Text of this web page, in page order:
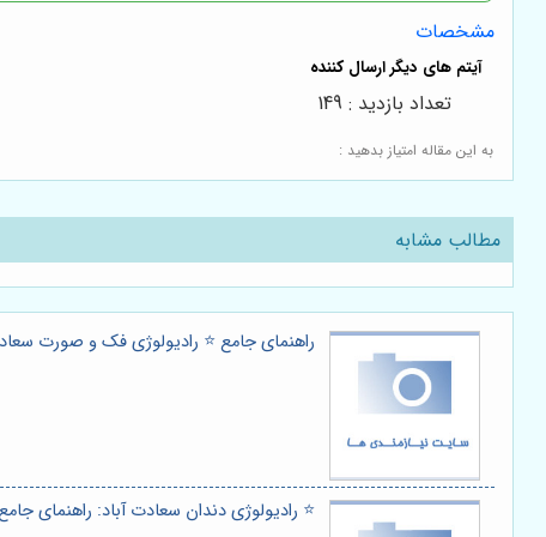
مشخصات
به این مقاله امتیاز بدهید :
تعداد بازدید : 149
مطالب مشابه
راهنمای جامع ⭐️ رادیولوژی فک و صورت
⭐️ رادیولوژی دندان سعادت آباد: راهنمای